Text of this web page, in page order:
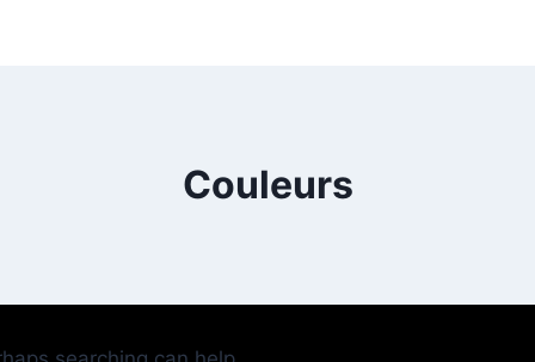
Couleurs